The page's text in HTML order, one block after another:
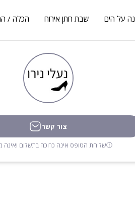
על הים שבת חתן אירוח הכלה /
צור קשר
שליחת הטופס אינה כרוכה בתשלום ואינה